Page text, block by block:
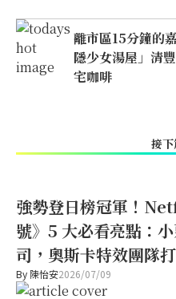
離市區15分鐘的
隱少女湯屋」清
宅咖啡
接
強勢登日榜冠軍！
號》5 大必看亮點：
司，奧斯卡特效團隊
By 陳怡安2026/07/09